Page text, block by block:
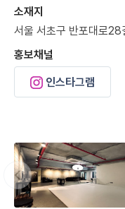
소재지
서울 서초구 반포대로
홍보채널
인스타그램